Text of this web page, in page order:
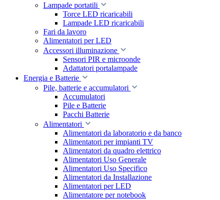
Lampade portatili
Torce LED ricaricabili
Lampade LED ricaricabili
Fari da lavoro
Alimentatori per LED
Accessori illuminazione
Sensori PIR e microonde
Adattatori portalampade
Energia e Batterie
Pile, batterie e accumulatori
Accumulatori
Pile e Batterie
Pacchi Batterie
Alimentatori
Alimentatori da laboratorio e da banco
Alimentatori per impianti TV
Alimentatori da quadro elettrico
Alimentatori Uso Generale
Alimentatori Uso Specifico
Alimentatori da Installazione
Alimentatori per LED
Alimentatore per notebook